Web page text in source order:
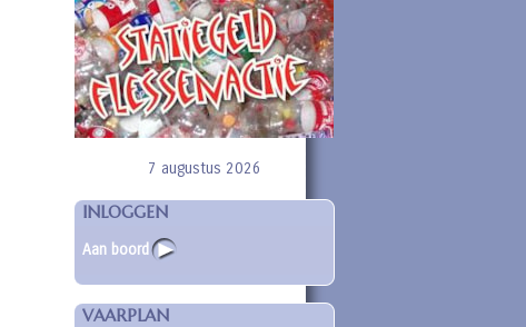
7 augustus 2026
INLOGGEN
Aan boord
VAARPLAN